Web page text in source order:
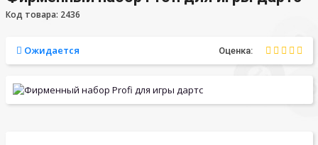
Код товара: 2436
Ожидается Оценка: